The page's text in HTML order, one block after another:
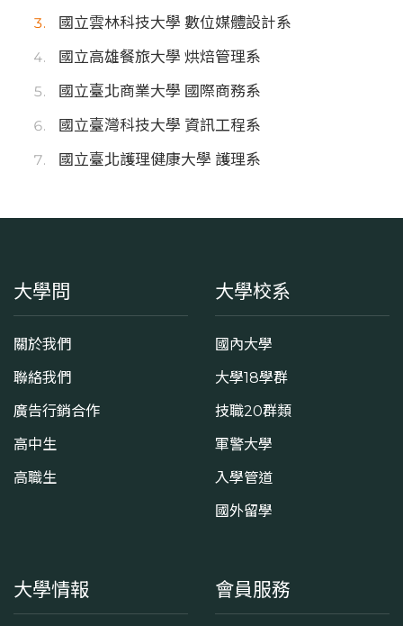
國立雲林科技大學 數位媒體設計系
國立高雄餐旅大學 烘焙管理系
國立臺北商業大學 國際商務系
國立臺灣科技大學 資訊工程系
國立臺北護理健康大學 護理系
大學問
關於我們
聯絡我們
廣告行銷合作
高中生
高職生
大學校系
國內大學
大學18學群
技職20群類
軍警大學
入學管道
國外留學
大學情報 會員服務